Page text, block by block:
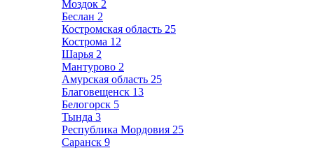
Моздок 2
Беслан 2
Костромская область 25
Кострома 12
Шарья 2
Мантурово 2
Амурская область 25
Благовещенск 13
Белогорск 5
Тында 3
Республика Мордовия 25
Саранск 9